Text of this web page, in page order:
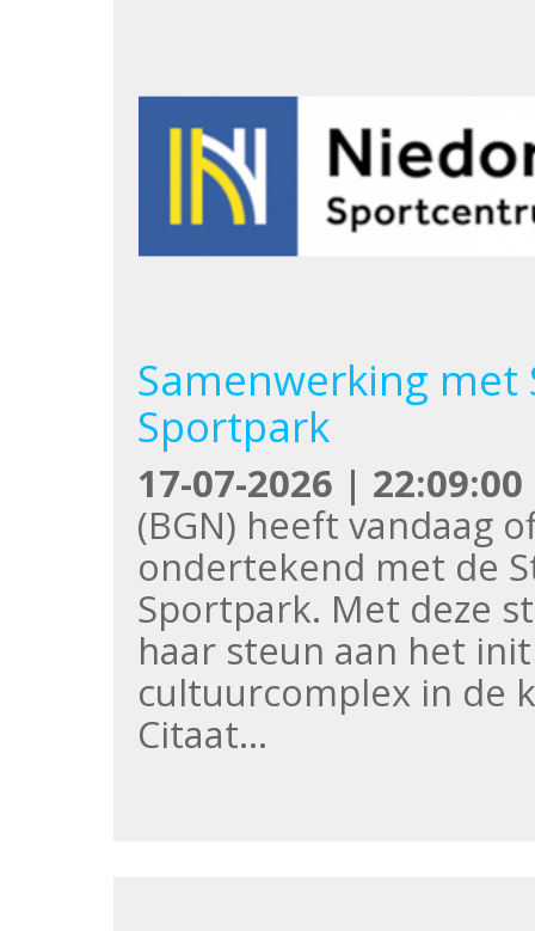
Samenwerking
Sportpark
17-07-2026 | 22:09:00
(BGN) heeft vandaag
ondertekend met de
Sportpark. Met deze
haar steun aan het
cultuurcomplex in de
Citaat…